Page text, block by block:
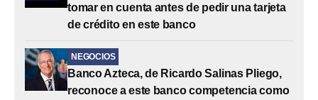
tomar en cuenta antes de pedir una tarjeta
de crédito en este banco
NEGOCIOS
Banco Azteca, de Ricardo Salinas Pliego,
reconoce a este banco competencia como